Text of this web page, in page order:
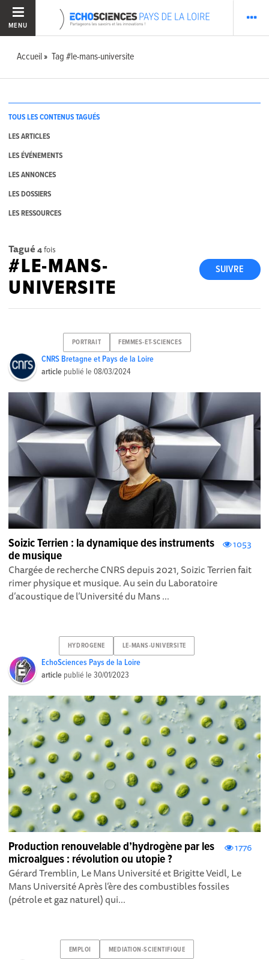
MENU
Accueil Tag #le-mans-universite
TOUS LES CONTENUS TAGUÉS
LES ARTICLES
LES ÉVÉNEMENTS
LES ANNONCES
LES DOSSIERS
LES RESSOURCES
Tagué 4fois
SUIVRE
#LE-MANS-
UNIVERSITE
PORTRAIT FEMMES-ET-SCIENCES
CNRS Bretagne et Pays de la Loire
article publié le08/03/2024
1053
Soizic Terrien : la dynamique des instruments
de musique
Chargée de recherche CNRS depuis 2021, Soizic Terrien fait
rimer physique et musique. Au sein du Laboratoire
d’acoustique de l’Université du Mans ...
HYDROGENE LE-MANS-UNIVERSITE
EchoSciences Pays de la Loire
article publié le30/01/2023
1776
Production renouvelable d’hydrogène par les
microalgues : révolution ou utopie ?
Gérard Tremblin, Le Mans Université et Brigitte Veidl, Le
Mans Université Après l’ère des combustibles fossiles
(pétrole et gaz naturel) qui...
EMPLOI MEDIATION-SCIENTIFIQUE